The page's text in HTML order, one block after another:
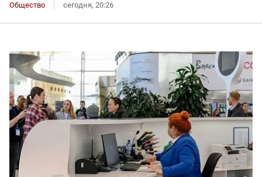
Общество сегодня, 20:26